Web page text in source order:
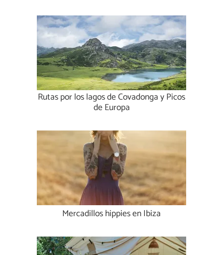
Rutas por los lagos de Covadonga y Picos
de Europa
Mercadillos hippies en Ibiza